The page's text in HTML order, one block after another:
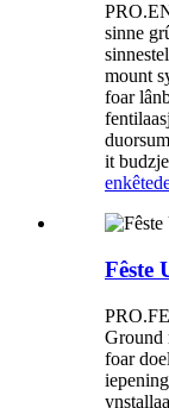
sinne
mount
foar
it
enkête
Fêste
Ground
foar